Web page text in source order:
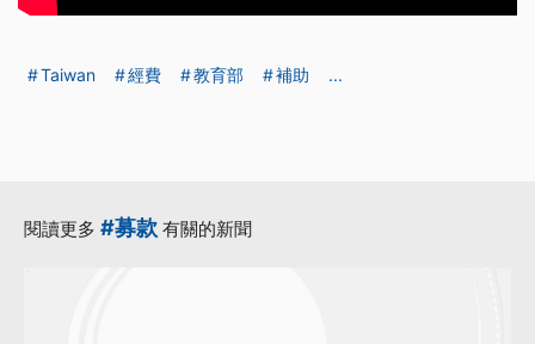
Taiwan 經費 教育部 補助 ...
閱讀更多 #募款 有關的新聞